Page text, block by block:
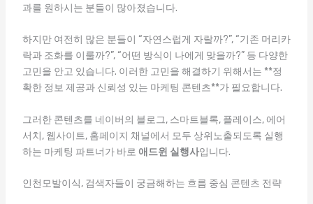
과를 원하시는 분들이 많아졌습니다.
하지만 여전히 많은 분들이 “자연스럽게 자랄까?”, “기존 머리카
락과 조화를 이룰까?”, “어떤 방식이 나에게 맞을까?” 등 다양한
고민을 안고 있습니다. 이러한 고민을 해결하기 위해서는 **정
확한 정보 제공과 신뢰성 있는 마케팅 콘텐츠**가 필요합니다.
그러한 콘텐츠를 네이버의 블로그, 스마트블록, 플레이스, 에어
서치, 웹사이트, 홈페이지 채널에서 모두 상위노출되도록 실행
하는 마케팅 파트너가 바로 애드윈 실행사입니다.
인천모발이식, 검색자들이 궁금해하는 흐름 중심 콘텐츠 전략